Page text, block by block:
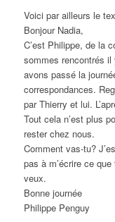
Voici par ailleurs le
Bonjour Nadia,
C’est Philippe, de la
sommes rencontrés
avons passé la
correspondances.
par Thierry et lui.
Tout cela n’est plus
rester chez nous.
Comment vas-tu?
pas à m’écrire ce
veux.
Bonne journée
Philippe Penguy